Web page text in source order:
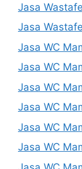
Jasa
Jasa
Jasa WC
Jasa WC
Jasa WC
Jasa WC
Jasa WC
Jasa WC